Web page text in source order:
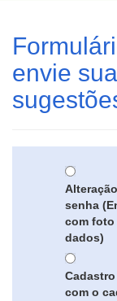
envie
senha
com foto
dados)
com o